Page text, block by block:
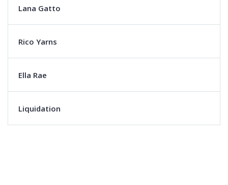
Lana Gatto
Rico Yarns
Ella Rae
Liquidation